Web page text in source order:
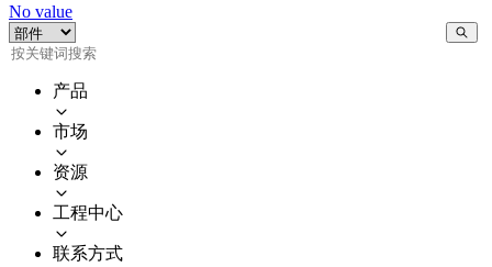
No value
产品
市场
资源
工程中心
联系方式